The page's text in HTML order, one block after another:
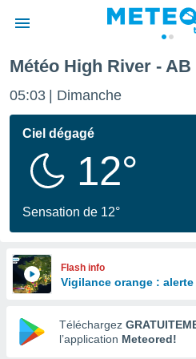
de
Météo High River - AB
05:03 Dimanche
Ciel dégagé
12°
Sensation de 12°
Flash info
Vigilance orange :
Téléchargez
l’application Meteored!